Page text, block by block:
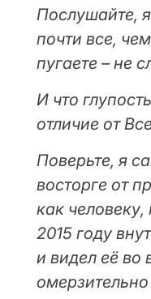
Послушайте,
почти все,
пугаете – не
И что
отличие от
Поверьте, я
восторге от
как
2015 году
и видел её во